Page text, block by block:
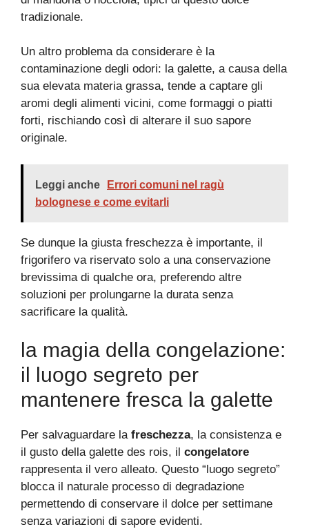
tradizionale.
Un altro problema da considerare è la
contaminazione degli odori: la galette, a causa della
sua elevata materia grassa, tende a captare gli
aromi degli alimenti vicini, come formaggi o piatti
forti, rischiando così di alterare il suo sapore
originale.
Leggi anche
Errori comuni nel ragù
bolognese e come evitarli
Se dunque la giusta freschezza è importante, il
frigorifero va riservato solo a una conservazione
brevissima di qualche ora, preferendo altre
soluzioni per prolungarne la durata senza
sacrificare la qualità.
la magia della congelazione:
il luogo segreto per
mantenere fresca la galette
Per salvaguardare la freschezza, la consistenza e
il gusto della galette des rois, il congelatore
rappresenta il vero alleato. Questo “luogo segreto”
blocca il naturale processo di degradazione
permettendo di conservare il dolce per settimane
senza variazioni di sapore evidenti.